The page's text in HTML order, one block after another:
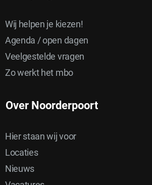
Wij helpen je kiezen!
Agenda / open dagen
Veelgestelde vragen
Zo werkt het mbo
Over Noorderpoort
Hier staan wij voor
Locaties
Nieuws